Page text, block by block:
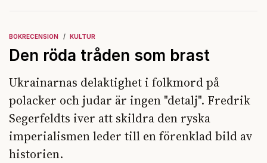
BOKRECENSION KULTUR
Den röda tråden som brast
Ukrainarnas delaktighet i folkmord på
polacker och judar är ingen "detalj". Fredrik
Segerfeldts iver att skildra den ryska
imperialismen leder till en förenklad bild av
historien.